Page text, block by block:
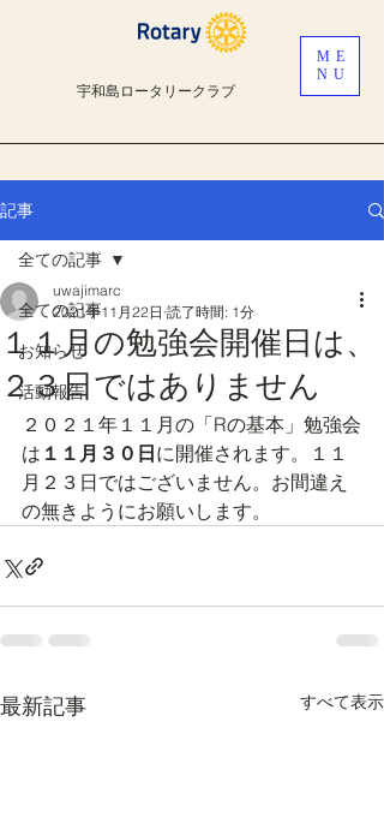
宇和島ロータリークラブ
ME
NU
記事
全ての記事
お知らせ
活動報告
全ての記事
１１月の勉強会開催日は、
２３日ではありません
uwajimarc
2021年11月22日 読了時間: 1分
２０２１年１１月の「Rの基本」勉強会
は １１月３０日に開催されます。１１
月２３日ではございません。お間違え
の無きようにお願いします。
最新記事 すべて表示